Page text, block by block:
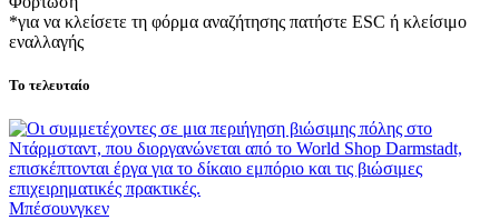
*για να κλείσετε τη φόρμα αναζήτησης πατήστε ESC ή κλείσιμο
εναλλαγής
Το τελευταίο
Μπέσουνγκεν